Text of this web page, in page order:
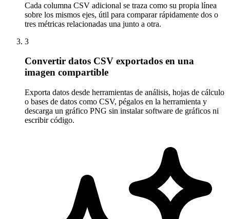
Cada columna CSV adicional se traza como su propia línea
sobre los mismos ejes, útil para comparar rápidamente dos o
tres métricas relacionadas una junto a otra.
3
Convertir datos CSV exportados en una
imagen compartible
Exporta datos desde herramientas de análisis, hojas de cálculo
o bases de datos como CSV, pégalos en la herramienta y
descarga un gráfico PNG sin instalar software de gráficos ni
escribir código.